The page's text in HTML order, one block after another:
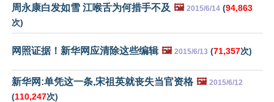
周永康白发如雪 江喉舌为何措手不及 🖼️ 2015/6/14 (94,863
次)
网照证据！新华网应清除这些编辑 🖼️ 2015/6/13 (71,357次)
新华网:单凭这一条,宋祖英就丧失当官资格 🖼️ 2015/6/12
(110,247次)